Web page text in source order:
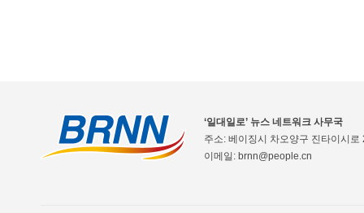
‘일대일로’ 뉴스 네트워크 사무국
주소: 베이징시 차오양구 진타이시
이메일: brnn@people.cn